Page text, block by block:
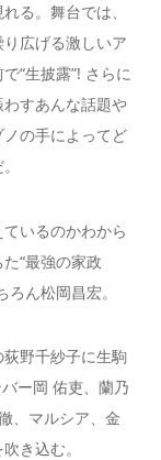
る。舞台では、
広げる激しいア
“生披露”! さらに
すあんな話題や
の手によってど
いるのかわから
“最強の家政
ん松岡昌宏。
野千紗子に生駒
ー岡 佑吏、蘭乃
、マルシア、金
き込む。